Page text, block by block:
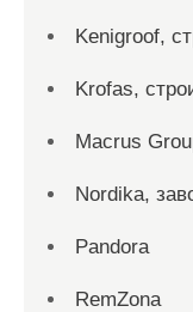
Kenigroof,
Krofas,
Macrus
Nordika,
Pandora
RemZona